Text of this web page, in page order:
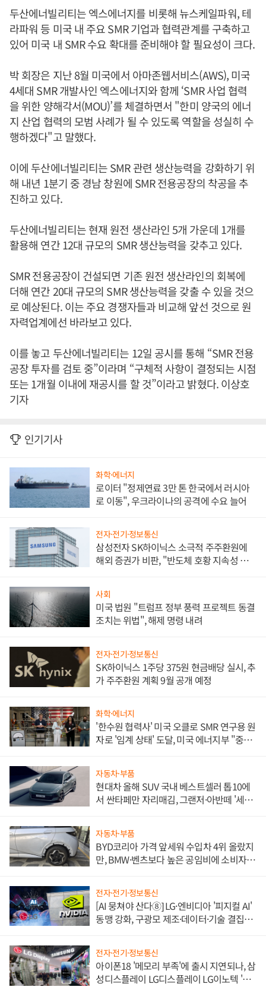
두산에너빌리티는 엑스에너지를 비롯해 뉴스케일파워, 테
라파워 등 미국 내 주요 SMR 기업과 협력관계를 구축하고
있어 미국 내 SMR 수요 확대를 준비해야 할 필요성이 크다.
박 회장은 지난 8월 미국에서 아마존웹서비스(AWS), 미국
4세대 SMR 개발사인 엑스에너지와 함께 ‘SMR 사업 협력
을 위한 양해각서(MOU)’를 체결하면서 "한미 양국의 에너
지 산업 협력의 모범 사례가 될 수 있도록 역할을 성실히 수
행하겠다"고 말했다.
이에 두산에너빌리티는 SMR 관련 생산능력을 강화하기 위
해 내년 1분기 중 경남 창원에 SMR 전용공장의 착공을 추
진하고 있다.
두산에너빌리티는 현재 원전 생산라인 5개 가운데 1개를
활용해 연간 12대 규모의 SMR 생산능력을 갖추고 있다.
SMR 전용공장이 건설되면 기존 원전 생산라인의 회복에
더해 연간 20대 규모의 SMR 생산능력을 갖출 수 있을 것으
로 예상된다. 이는 주요 경쟁자들과 비교해 앞선 것으로 원
자력업계에선 바라보고 있다.
이를 놓고 두산에너빌리티는 12일 공시를 통해 “SMR 전용
공장 투자를 검토 중”이라며 “구체적 사항이 결정되는 시점
또는 1개월 이내에 재공시를 할 것”이라고 밝혔다. 이상호
기자
인기기사
화학·에너지
로이터 "정제연료 3만 톤 한국에서 러시아
로 이동", 우크라이나의 공격에 수요 늘어
전자·전기·정보통신
삼성전자 SK하이닉스 소극적 주주환원에
해외 증권가 비판, "반도체 호황 지속성 의
사회
미국 법원 "트럼프 정부 풍력 프로젝트 동결
조치는 위법", 해제 명령 내려
전자·전기·정보통신
SK하이닉스 1주당 375원 현금배당 실시, 추
가 주주환원 계획 9월 공개 예정
화학·에너지
'한수원 협력사' 미국 오클로 SMR 연구용 원
자로 '임계 상태' 도달, 미국 에너지부 "중요
자동차·부품
현대차 올해 SUV 국내 베스트셀러 톱10에
서 싼타페만 자리매김, 그랜저·아반떼 '세단
자동차·부품
BYD코리아 가격 앞세워 수입차 4위 올랐지
만, BMW·벤츠보다 높은 공임비에 소비자
전자·전기·정보통신
[AI 뭉쳐야 산다⑧] LG·엔비디아 '피지컬 AI'
동맹 강화, 구광모 제조·데이터·기술 결집
전자·전기·정보통신
아이폰18 '메모리 부족'에 출시 지연되나, 삼
성디스플레이 LG디스플레이 LG이노텍 '탈